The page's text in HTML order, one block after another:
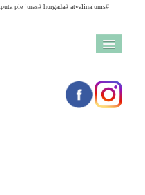
pie juras# hurgada# atvalinajums#